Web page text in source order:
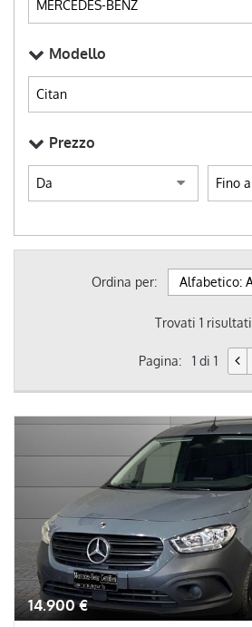
Modello
Prezzo
Ordina per:
Trovati 1risultati
Pagina:1 di 1
14.900 €